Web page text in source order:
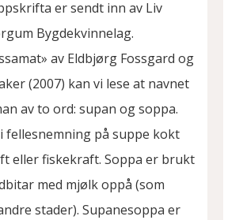
er sendt inn av Liv
Bygdekvinnelag.
av Eldbjørg Fossgard og
(2007) kan vi lese at navnet
av to ord: supan og soppa.
fellesnemning på suppe kokt
eller fiskekraft. Soppa er brukt
med mjølk oppå (som
stader). Supanesoppa er